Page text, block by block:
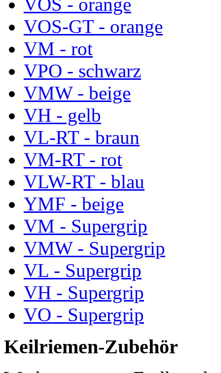
VOS-GT - orange
VM - rot
VPO - schwarz
VMW - beige
VH - gelb
VL-RT - braun
VM-RT - rot
VLW-RT - blau
YMF - beige
VM - Supergrip
VMW - Supergrip
VL - Supergrip
VH - Supergrip
VO - Supergrip
Keilriemen-Zubehör